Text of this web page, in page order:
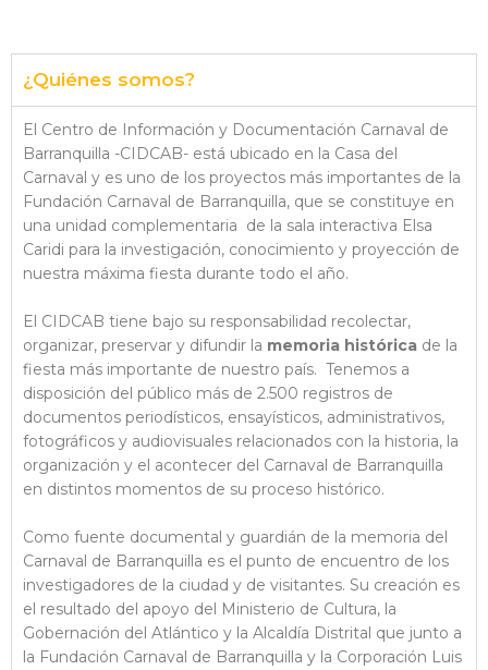
¿Quiénes somos?
El Centro de Información y Documentación Carnaval de
Barranquilla -CIDCAB- está ubicado en la Casa del
Carnaval y es uno de los proyectos más importantes de la
Fundación Carnaval de Barranquilla, que se constituye en
una unidad complementaria de la sala interactiva Elsa
Caridi para la investigación, conocimiento y proyección de
nuestra máxima fiesta durante todo el año.
El CIDCAB tiene bajo su responsabilidad recolectar,
organizar, preservar y difundir la memoria histórica de la
fiesta más importante de nuestro país. Tenemos a
disposición del público más de 2.500 registros de
documentos periodísticos, ensayísticos, administrativos,
fotográficos y audiovisuales relacionados con la historia, la
organización y el acontecer del Carnaval de Barranquilla
en distintos momentos de su proceso histórico.
Como fuente documental y guardián de la memoria del
Carnaval de Barranquilla es el punto de encuentro de los
investigadores de la ciudad y de visitantes. Su creación es
el resultado del apoyo del Ministerio de Cultura, la
Gobernación del Atlántico y la Alcaldía Distrital que junto a
la Fundación Carnaval de Barranquilla y la Corporación Luis